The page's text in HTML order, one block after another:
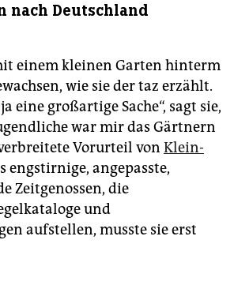
nach Deutschland
einem kleinen Garten hinterm
wie sie der taz erzählt.
eine großartige Sache“, sagt sie,
war mir das Gärtnern
Vorurteil von Klein­
engstirnige, angepasste,
Zeitgenossen, die
und
aufstellen, musste sie erst